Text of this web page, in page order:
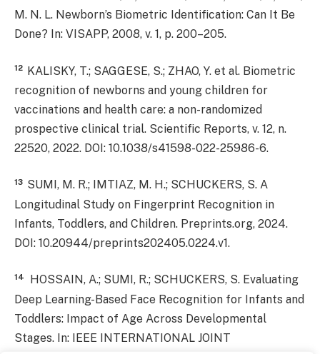
M. N. L. Newborn’s Biometric Identification: Can It Be
Done? In: VISAPP, 2008, v. 1, p. 200–205.
12 KALISKY, T.; SAGGESE, S.; ZHAO, Y. et al. Biometric
recognition of newborns and young children for
vaccinations and health care: a non-randomized
prospective clinical trial. Scientific Reports, v. 12, n.
22520, 2022. DOI: 10.1038/s41598-022-25986-6.
13 SUMI, M. R.; IMTIAZ, M. H.; SCHUCKERS, S. A
Longitudinal Study on Fingerprint Recognition in
Infants, Toddlers, and Children. Preprints.org, 2024.
DOI: 10.20944/preprints202405.0224.v1.
14
HOSSAIN, A.; SUMI, R.; SCHUCKERS, S. Evaluating
Deep Learning-Based Face Recognition for Infants and
Toddlers: Impact of Age Across Developmental
Stages. In: IEEE INTERNATIONAL JOINT